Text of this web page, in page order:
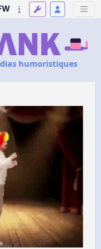
humoristiques